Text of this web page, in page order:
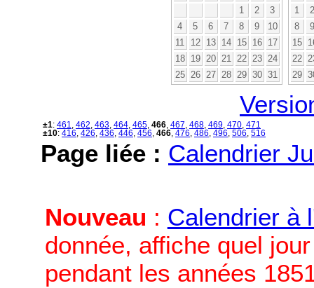
1
2
3
4
5 6 7 8 9
10
11
12 13 14 15 16
17
18
19 20 21 22 23
24
25
26 27 28 29 30 31
1
2
8
9
15
22
29
±1: 461 462 463 464 465 466 467 468 469 470 471
±10: 416 426 436 446 456 466 476 486 496 506 516
Page liée : Calendrier
Nouveau : Calendrier à
donnée, affiche quel
pendant les années